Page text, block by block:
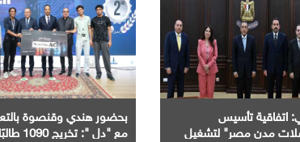
اتفاقية تأسيس
مدن مصر" لتشغيل
بحضور هندي وقنصوة
مع "دل ":